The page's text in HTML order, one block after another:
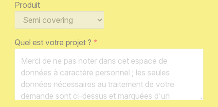
Produit
Quel est votre projet ?